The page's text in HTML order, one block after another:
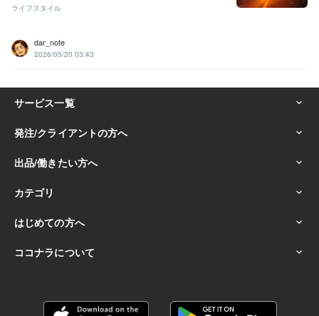
ライフスタイル
dar_note
2026/05/20 03:43